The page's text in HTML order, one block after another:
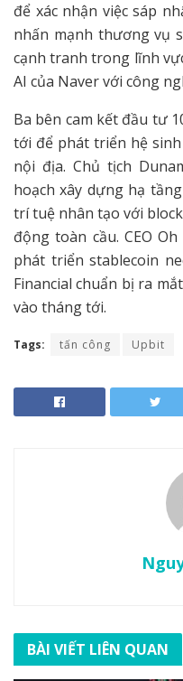
để xác nhận việc sáp
nhấn mạnh thương vụ
cạnh tranh trong lĩnh
AI của Naver với công
Ba bên cam kết đầu tư
tới để phát triển hệ
nội địa. Chủ tịch
hoạch xây dựng hạ
trí tuệ nhân tạo với
động toàn cầu. CEO
phát triển stablecoin
Financial chuẩn bị ra
vào tháng tới.
Tags: tấn công Upbit
BÀI VIẾT LIÊN QUAN